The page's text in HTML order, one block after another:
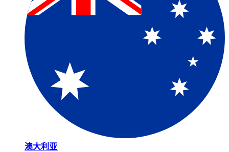
澳大利亚​​